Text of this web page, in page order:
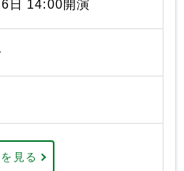
日 14:00開演
見る